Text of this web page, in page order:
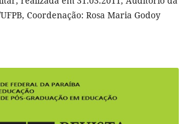
Coordenação: Rosa Maria Godoy